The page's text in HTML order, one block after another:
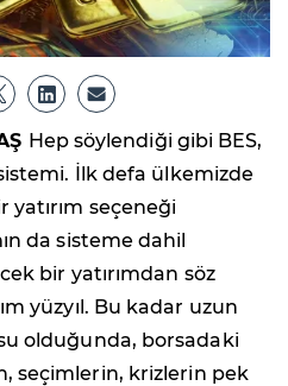
Hep söylendiği gibi BES,
İlk defa ülkemizde
seçeneği
da sisteme dahil
bir yatırımdan söz
yüzyıl. Bu kadar uzun
olduğunda, borsadaki
seçimlerin, krizlerin pek